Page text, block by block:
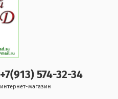
+7(913) 574-32-34
интернет-магазин